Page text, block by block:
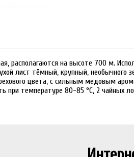
располагаются на высоте 700 м.
лист тёмный, крупный,
цвета, с сильным медовым
при температуре 80-85 °C, 2